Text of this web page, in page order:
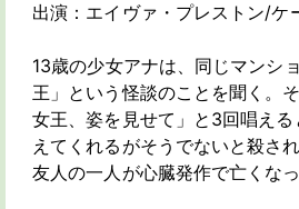
出演：エイヴァ・プレストン/
13歳の少女アナは、同じマンシ
王」という怪談のことを聞く。
女王、姿を見せて」と3回唱え
えてくれるがそうでないと殺さ
友人の一人が心臓発作で亡くな